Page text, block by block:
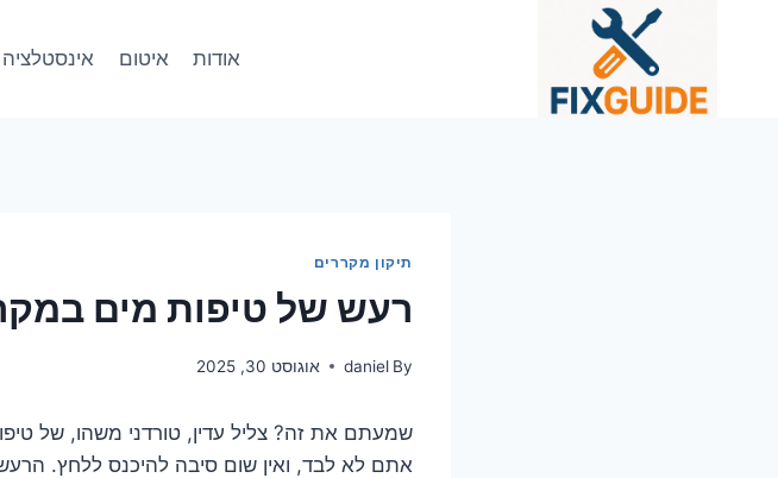
אודות איטום אינסטלציה
תיקון מקררים
רעש של טיפות מים
By
daniel אוגוסט 30, 2025
שמעתם את זה? צליל עדין, טורדני משהו, של
אתם לא לבד, ואין שום סיבה להיכנס ללחץ.